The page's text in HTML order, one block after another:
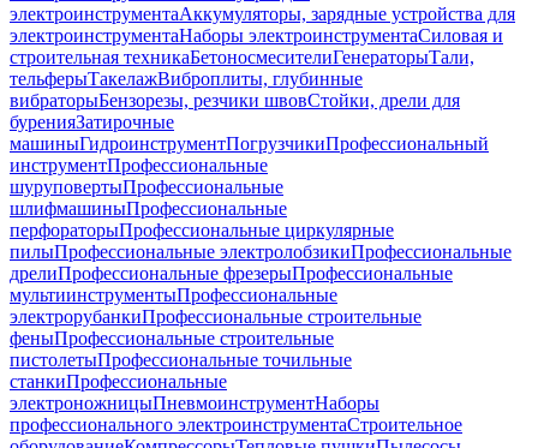
электроинструментаАккумуляторы, зарядные устройства для
электроинструментаНаборы электроинструментаСиловая и
строительная техникаБетоносмесителиГенераторыТали,
тельферыТакелажВиброплиты, глубинные
вибраторыБензорезы, резчики швовСтойки, дрели для
буренияЗатирочные
машиныГидроинструментПогрузчикиПрофессиональный
инструментПрофессиональные
шуруповертыПрофессиональные
шлифмашиныПрофессиональные
перфораторыПрофессиональные циркулярные
пилыПрофессиональные электролобзикиПрофессиональные
дрелиПрофессиональные фрезерыПрофессиональные
мультиинструментыПрофессиональные
электрорубанкиПрофессиональные строительные
феныПрофессиональные строительные
пистолетыПрофессиональные точильные
станкиПрофессиональные
электроножницыПневмоинструментНаборы
профессионального электроинструментаСтроительное